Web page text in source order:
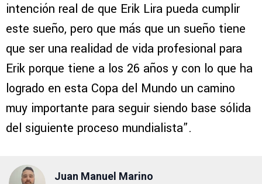
intención real de que Erik Lira pueda cumplir
este sueño, pero que más que un sueño tiene
que ser una realidad de vida profesional para
Erik porque tiene a los 26 años y con lo que ha
logrado en esta Copa del Mundo un camino
muy importante para seguir siendo base sólida
del siguiente proceso mundialista”.
Juan Manuel Marino